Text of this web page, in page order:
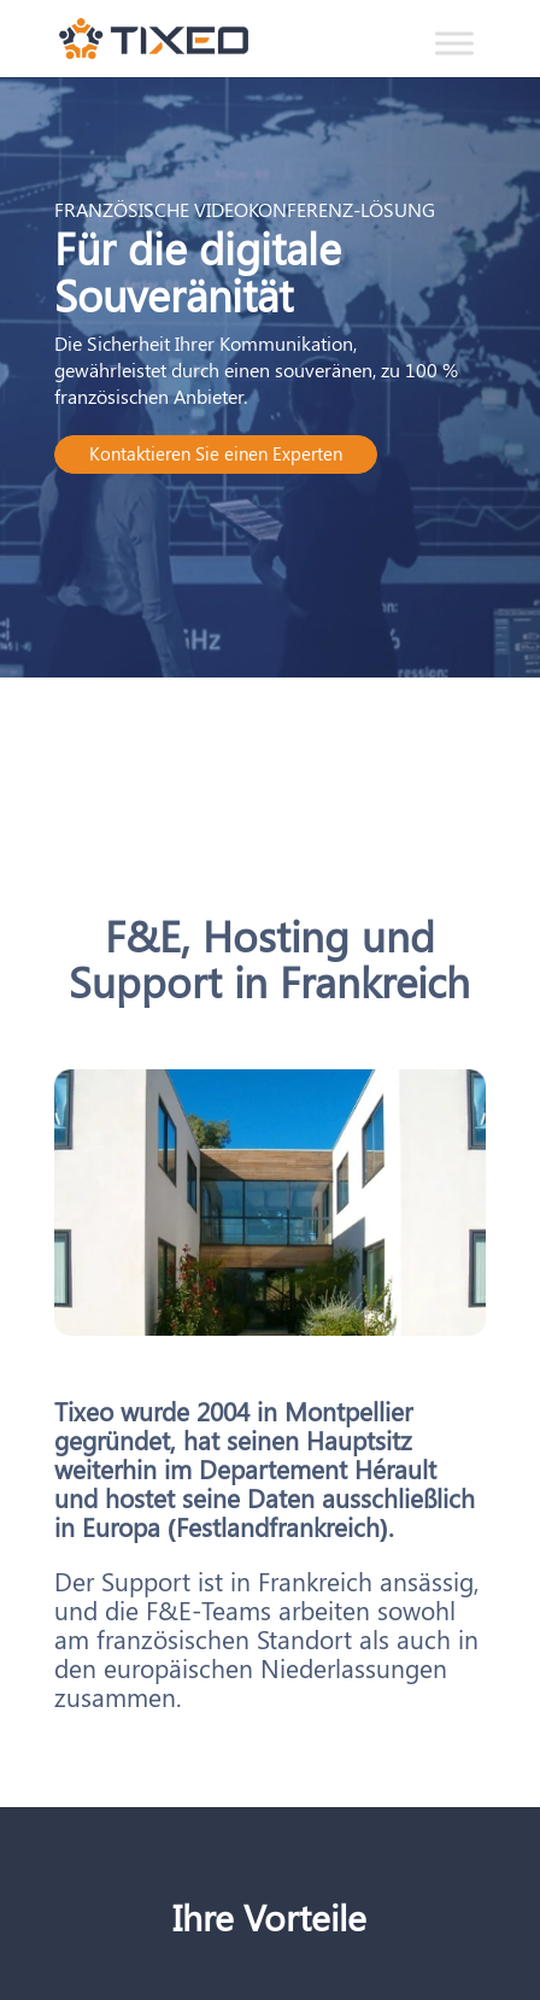
FRANZÖSISCHE VIDEOKONFERENZ-LÖSUNG
Für die digitale
Souveränität
Die Sicherheit Ihrer Kommunikation,
gewährleistet durch einen souveränen, zu 100 %
französischen Anbieter.
Kontaktieren Sie einen Experten
F&E, Hosting und
Support in Frankreich
Tixeo wurde 2004 in Montpellier
gegründet, hat seinen Hauptsitz
weiterhin im Departement Hérault
und hostet seine Daten ausschließlich
in Europa (Festlandfrankreich).
Der Support ist in Frankreich ansässig,
und die F&E-Teams arbeiten sowohl
am französischen Standort als auch in
den europäischen Niederlassungen
zusammen.
Ihre Vorteile